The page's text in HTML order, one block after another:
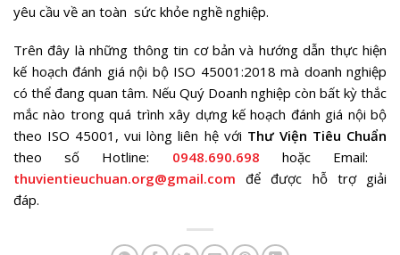
yêu cầu về an toàn sức khỏe nghề nghiệp.
Trên đây là những thông tin cơ bảnvà hướng dẫn thực hiện
kế hoạch đánh giá nội bộ ISO 45001:2018 mà doanh nghiệp
có thể đang quan tâm. Nếu Quý Doanh nghiệp còn bất kỳ thắc
mắc nào trong quá trình xây dựng kế hoạch đánh giá nội bộ
theo ISO 45001 , vui lòng liên hệ với Thư Viện Tiêu Chuẩn
theo số Hotline: 0948.690.698
hoặc Email:
thuvientieuchuan.org@gmail.com để được hỗ trợ giải
đáp.